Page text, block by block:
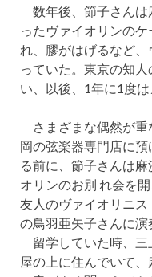
数年後、節子さんは
ったヴァイオリンの
れ、膠がはげるなど
っていた。東京の知
い、以後、1年に1度は
さまざまな偶然が重
岡の弦楽器専門店に
る前に、節子さんは
オリンのお別 れ会を
友人のヴァイオリニ
の鳥羽亜矢子さんに演
留学していた時、三
屋の上に住んでいて